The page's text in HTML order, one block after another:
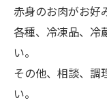
赤身のお肉がお好
各種、冷凍品、冷
い。
その他、相談、調
い。